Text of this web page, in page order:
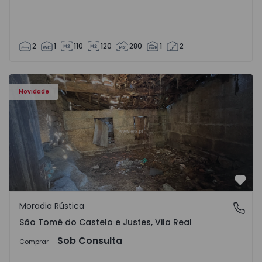
2 1 110 120 280 1 2
Novidade
Moradia Vila Real, São Tomé do Castelo e Justes -
São Tomé do Castelo e Justes, Vila Real
Moradia Rústica
São Tomé do Castelo e Justes, Vila Real
Comprar Sob Consulta